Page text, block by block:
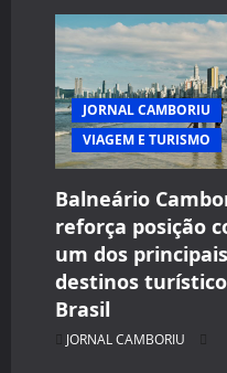
JORNAL CAMBORIU
VIAGEM E TURISMO
Balneário
reforça posição
um dos principais
destinos
Brasil
JORNAL CAMBORIU